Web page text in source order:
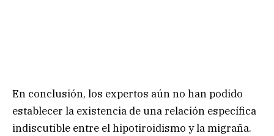
En conclusión, los expertos aún no han podido
establecer la existencia de una relación específica
indiscutible entre el hipotiroidismo y la migraña.